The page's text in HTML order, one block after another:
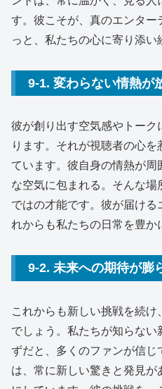
す。彼こそが、真のエンタ
っと、私たちの心に寄り添い
9-1. 変わらない情熱が
彼が創り出す空気感やトー
ります。それが視聴者の心
ています。彼自身の情熱が
な空気に包まれる。そんな
ではの才能です。彼が届ける
れからも私たちの日常を豊か
9-2. 未来への期待が膨
これからも新しい挑戦を続
でしょう。私たちが知らな
ずだと、多くのファンが信じ
は、常に新しい驚きと発見